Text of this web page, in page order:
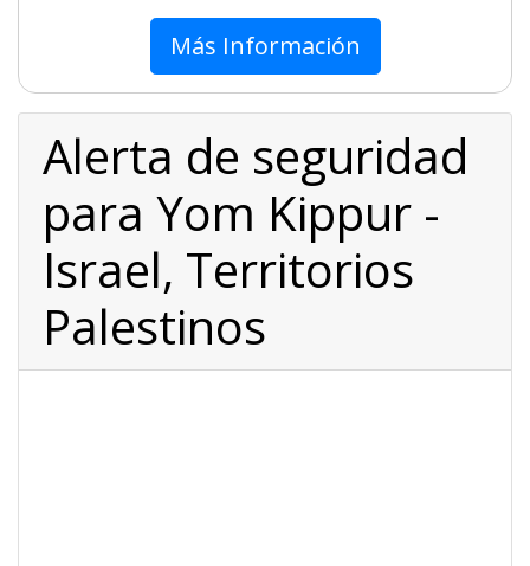
Más Información
Alerta de seguridad
para Yom Kippur -
Israel, Territorios
Palestinos